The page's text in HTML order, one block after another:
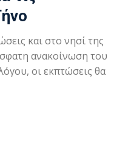
και στο νησί της
ανακοίνωση του
οι εκπτώσεις θα